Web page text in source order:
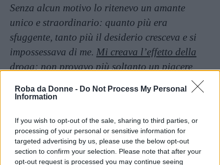
Roba da Donne - Do Not Process My Personal
Information
If you wish to opt-out of the sale, sharing to third parties, or
processing of your personal or sensitive information for
targeted advertising by us, please use the below opt-out
section to confirm your selection. Please note that after your
opt-out request is processed you may continue seeing
Senza alcun motivo lo ritenevo un amante
unico e straordinario: quanto più era
sfuggente, tanto più il desiderio cresceva e si
impossessava di me. Mi creava l’effetto della
droga: non provavo più soltanto un piacere
piuttosto un bisogno impellente e
Annebbiata e confusa, mi ostinavo a non voler
guardare in faccia la realtà e a ricadere sempre
nello stesso errore”.